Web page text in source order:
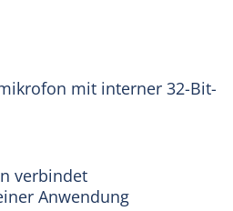
mit interner 32-Bit-
verbindet
Anwendung